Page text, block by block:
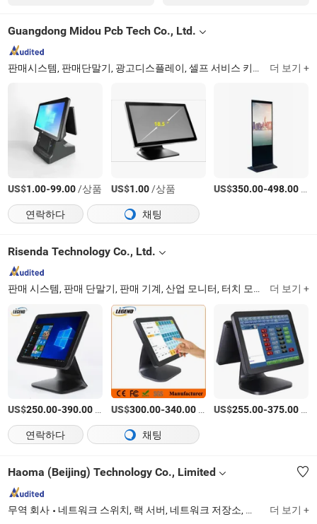
Guangdong Midou Pcb Tech Co., Ltd.
판매시스템, 판매단말기, 광고디스플레이, 셀프 서비스 키오스크, 판매프린터, 현금등록기, 바코드 스캐너, 터치 모니터, 프린터 PCB 보드, 안드로이드 판매 PCB 보드 더 보기 +
US$1.00-99.00/상품 US$1.00/상품 US$350.00-498.00
연락하다
채팅
Risenda Technology Co., Ltd.
판매 시스템, 판매 단말기, 판매 기계, 산업 모니터, 터치 모니터, 키오스크, 현금 등록기, 주방 디스플레이 화면, 판매 지점, 터치 스크린 PC 더 보기 +
US$250.00-390.00 US$300.00-340.00/상품 US$255.00-375.00
연락하다
채팅
Haoma (Beijing) Technology Co., Limited
무역 회사 네트워크 스위치, 랙 서버, 네트워크 저장소, 방화벽 및 VPN, 무선 라우터, 무선 액세스 포인트 더 보기 +